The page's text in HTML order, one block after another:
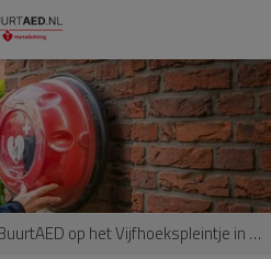
Veilig in de Vijf: ServiceBuurtAED op het Vijfhoekspleintje in Haarlem!